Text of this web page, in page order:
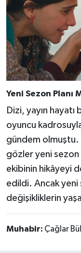
Yeni Sezon Planı
Dizi, yayın
oyuncu
gündem olmuştu.
gözler yeni sezon
ekibinin hikâyeyi
edildi. Ancak
değişikliklerin
Muhabir: Çağlar